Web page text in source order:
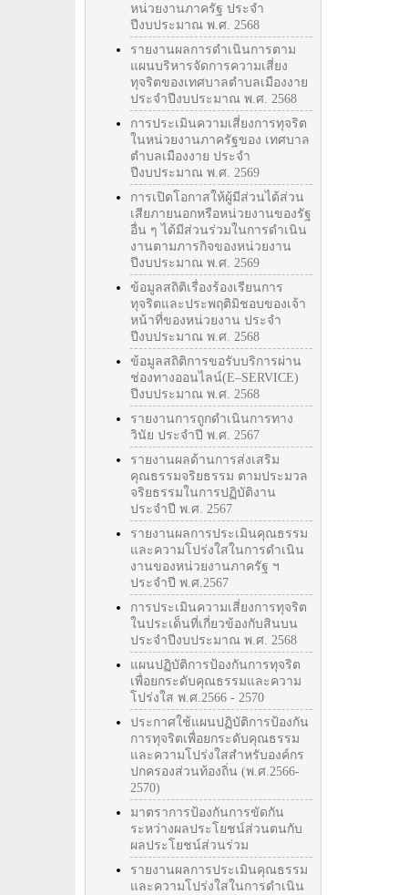
หน่วยงานภาครัฐ ประจำ
ปีงบประมาณ พ.ศ. 2568
รายงานผลการดำเนินการตาม
แผนบริหารจัดการความเสี่ยง
ทุจริตของเทศบาลตำบลเมืองงาย
ประจำปีงบประมาณ พ.ศ. 2568
การประเมินความเสี่ยงการทุจริต
ในหน่วยงานภาครัฐของ เทศบาล
ตำบลเมืองงาย ประจำ
ปีงบประมาณ พ.ศ. 2569
การเปิดโอกาสให้ผู้มีส่วนได้ส่วน
เสียภายนอกหรือหน่วยงานของรัฐ
อื่น ๆ ได้มีส่วนร่วมในการดำเนิน
งานตามภารกิจของหน่วยงาน
ปีงบประมาณ พ.ศ. 2569
ข้อมูลสถิติเรื่องร้องเรียนการ
ทุจริตและประพฤติมิชอบของเจ้า
หน้าที่ของหน่วยงาน ประจำ
ปีงบประมาณ พ.ศ. 2568
ข้อมูลสถิติการขอรับบริการผ่าน
ช่องทางออนไลน์(E–SERVICE)
ปีงบประมาณ พ.ศ. 2568
รายงานการถูกดำเนินการทาง
วินัย ประจำปี พ.ศ. 2567
รายงานผลด้านการส่งเสริม
คุณธรรมจริยธรรม ตามประมวล
จริยธรรมในการปฏิบัติงาน
ประจำปี พ.ศ. 2567
รายงานผลการประเมินคุณธรรม
และความโปร่งใสในการดำเนิน
งานของหน่วยงานภาครัฐ ฯ
ประจำปี พ.ศ.2567
การประเมินความเสี่ยงการทุจริต
ในประเด็นที่เกี่ยวข้องกับสินบน
ประจำปีงบประมาณ พ.ศ. 2568
แผนปฏิบัติการป้องกันการทุจริต
เพื่อยกระดับคุณธรรมและความ
โปร่งใส พ.ศ.2566 - 2570
ประกาศใช้แผนปฏิบัติการป้องกัน
การทุจริตเพื่อยกระดับคุณธรรม
และความโปร่งใสสำหรับองค์กร
ปกครองส่วนท้องถิ่น (พ.ศ.2566-
2570)
มาตราการป้องกันการขัดกัน
ระหว่างผลประโยชน์ส่วนตนกับ
ผลประโยชน์ส่วนร่วม
รายงานผลการประเมินคุณธรรม
และความโปร่งใสในการดำเนิน